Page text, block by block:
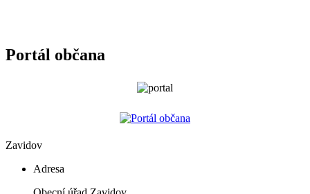
Portál občana
Zavidov
Adresa